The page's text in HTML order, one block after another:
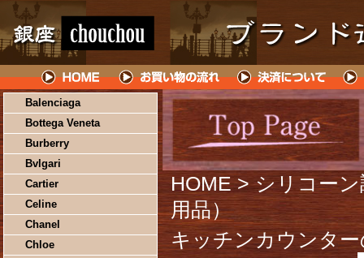
Balenciaga
Bottega Veneta
Burberry
Bvlgari
Cartier
Celine
Chanel
Chloe
HOME > シリコー
用品）
キッチンカウンタ